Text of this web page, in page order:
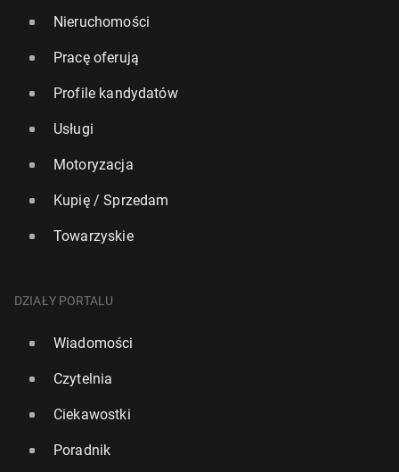
Nieruchomości
Pracę oferują
Profile kandydatów
Usługi
Motoryzacja
Kupię / Sprzedam
Towarzyskie
DZIAŁY PORTALU
Wiadomości
Czytelnia
Ciekawostki
Poradnik